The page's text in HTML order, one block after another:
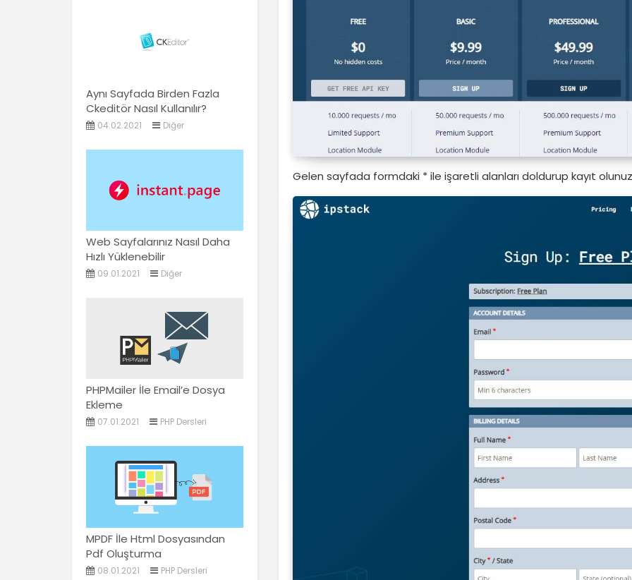
Aynı Sayfada Birden Fazla
Ckeditör Nasıl Kullanılır?
04.02.2021 Diğer
Web Sayfalarınız Nasıl Daha
Hızlı Yüklenebilir
09.01.2021 Diğer
PHPMailer İle Email’e Dosya
Ekleme
07.01.2021 PHP Dersleri
MPDF İle Html Dosyasından
Pdf Oluşturma
08.01.2021 PHP Dersleri
Gelen sayfada formdaki * ile işaretli alanları doldurup kayıt